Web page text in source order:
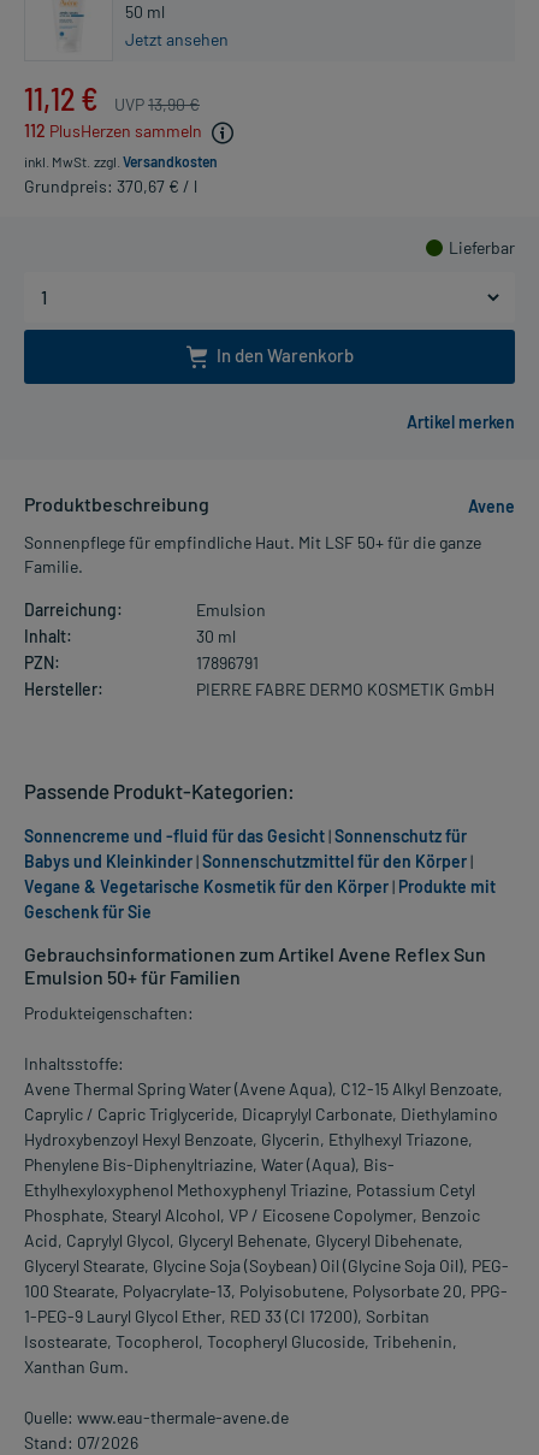
50 ml
Jetzt ansehen
11,12 € UVP13,90 €
112 PlusHerzen sammeln
inkl. MwSt. zzgl. Versandkosten
Grundpreis: 370,67 € / l
Lieferbar
In den Warenkorb
Produktbeschreibung
Avene
Sonnenpflege für empfindliche Haut. Mit LSF 50+ für die ganze
Familie.
Darreichung:
Emulsion
Inhalt:
30 ml
PZN:
17896791
Hersteller:
PIERRE FABRE DERMO KOSMETIK GmbH
Gebrauchsinformationen zum Artikel Avene Reflex Sun
Emulsion 50+ für Familien
Produkteigenschaften:
Inhaltsstoffe:
Avene Thermal Spring Water (Avene Aqua), C12-15 Alkyl Benzoate,
Caprylic / Capric Triglyceride, Dicaprylyl Carbonate, Diethylamino
Hydroxybenzoyl Hexyl Benzoate, Glycerin, Ethylhexyl Triazone,
Phenylene Bis-Diphenyltriazine, Water (Aqua), Bis-
Ethylhexyloxyphenol Methoxyphenyl Triazine, Potassium Cetyl
Phosphate, Stearyl Alcohol, VP / Eicosene Copolymer, Benzoic
Acid, Caprylyl Glycol, Glyceryl Behenate, Glyceryl Dibehenate,
Glyceryl Stearate, Glycine Soja (Soybean) Oil (Glycine Soja Oil), PEG-
100 Stearate, Polyacrylate-13, Polyisobutene, Polysorbate 20, PPG-
1-PEG-9 Lauryl Glycol Ether, RED 33 (CI 17200), Sorbitan
Isostearate, Tocopherol, Tocopheryl Glucoside, Tribehenin,
Xanthan Gum.
Quelle: www.eau-thermale-avene.de
Stand: 07/2026
Passende Produkt-Kategorien:
Sonnencreme und -fluid für das Gesicht|Sonnenschutz für
Babys und Kleinkinder|Sonnenschutzmittel für den Körper|
Vegane & Vegetarische Kosmetik für den Körper| Produkte mit
Geschenk für Sie